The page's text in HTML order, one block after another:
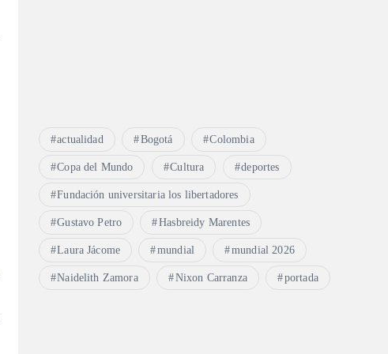
actualidad Bogotá Colombia
Copa del Mundo Cultura deportes
Fundación universitaria los libertadores
Gustavo Petro Hasbreidy Marentes
Laura Jácome mundial mundial 2026
Naidelith Zamora Nixon Carranza portada